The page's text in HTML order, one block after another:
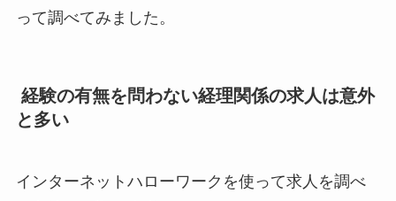
って調べてみました。
経験の有無を問わない経理関係の求人は意外
と多い
インターネットハローワークを使って求人を調べ